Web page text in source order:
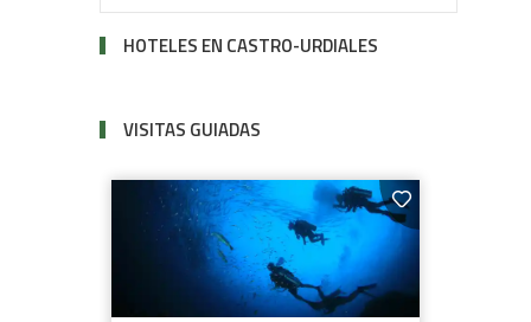
HOTELES EN CASTRO-URDIALES
VISITAS GUIADAS